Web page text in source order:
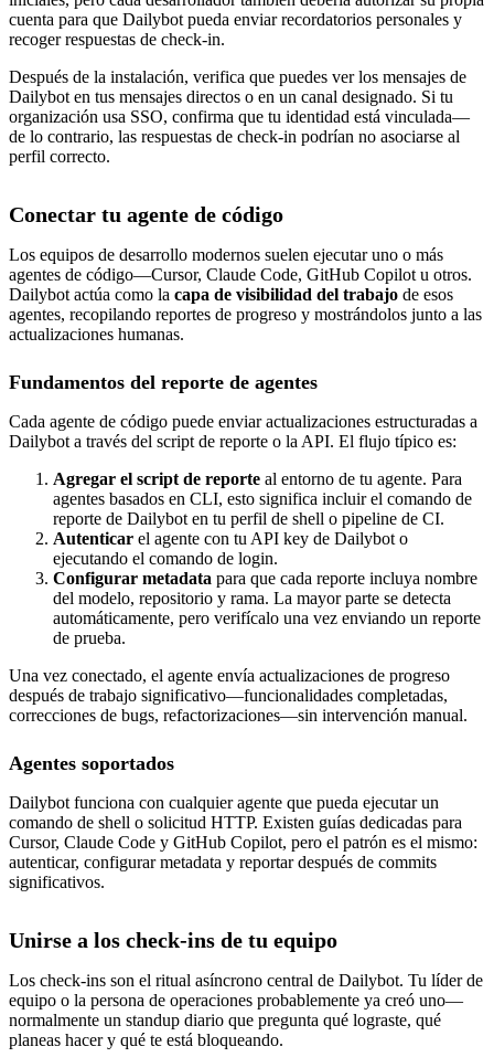
cuenta para que Dailybot pueda enviar recordatorios personales y
recoger respuestas de check-in.
Después de la instalación, verifica que puedes ver los mensajes de
Dailybot en tus mensajes directos o en un canal designado. Si tu
organización usa SSO, confirma que tu identidad está vinculada—
de lo contrario, las respuestas de check-in podrían no asociarse al
perfil correcto.
Conectar tu agente de código
Los equipos de desarrollo modernos suelen ejecutar uno o más
agentes de código—Cursor, Claude Code, GitHub Copilot u otros.
Dailybot actúa como la capa de visibilidad del trabajo de esos
agentes, recopilando reportes de progreso y mostrándolos junto a las
actualizaciones humanas.
Fundamentos del reporte de agentes
Cada agente de código puede enviar actualizaciones estructuradas a
Dailybot a través del script de reporte o la API. El flujo típico es:
Agregar el script de reporte al entorno de tu agente. Para
agentes basados en CLI, esto significa incluir el comando de
reporte de Dailybot en tu perfil de shell o pipeline de CI.
Autenticar el agente con tu API key de Dailybot o
ejecutando el comando de login.
Configurar metadata para que cada reporte incluya nombre
del modelo, repositorio y rama. La mayor parte se detecta
automáticamente, pero verifícalo una vez enviando un reporte
de prueba.
Una vez conectado, el agente envía actualizaciones de progreso
después de trabajo significativo—funcionalidades completadas,
correcciones de bugs, refactorizaciones—sin intervención manual.
Agentes soportados
Dailybot funciona con cualquier agente que pueda ejecutar un
comando de shell o solicitud HTTP. Existen guías dedicadas para
Cursor, Claude Code y GitHub Copilot, pero el patrón es el mismo:
autenticar, configurar metadata y reportar después de commits
significativos.
Unirse a los check-ins de tu equipo
Los check-ins son el ritual asíncrono central de Dailybot. Tu líder de
equipo o la persona de operaciones probablemente ya creó uno—
normalmente un standup diario que pregunta qué lograste, qué
planeas hacer y qué te está bloqueando.